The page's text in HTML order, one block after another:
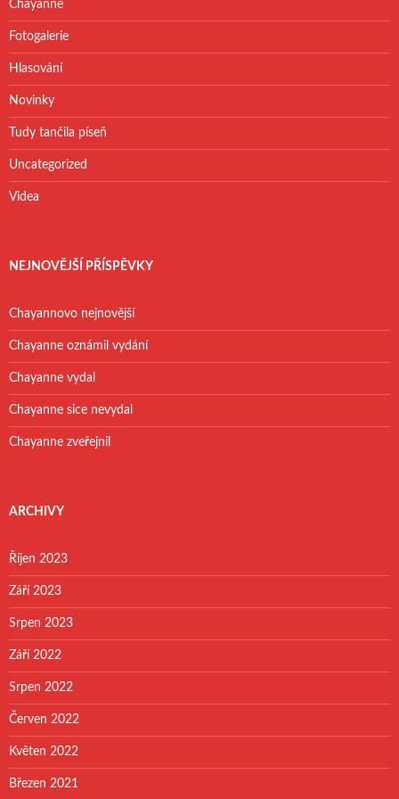
v
á
n
í
Chayanne
Fotogalerie
Hlasování
Novinky
Tudy tančila píseň
Uncategorized
Videa
NEJNOVĚJŠÍ PŘÍSPĚVKY
Chayannovo nejnovější
Chayanne oznámil vydání
Chayanne vydal
Chayanne sice nevydal
Chayanne zveřejnil
ARCHIVY
Říjen 2023
Září 2023
Srpen 2023
Září 2022
Srpen 2022
Červen 2022
Květen 2022
Březen 2021